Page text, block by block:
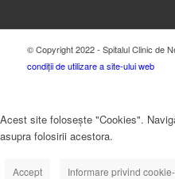
© Copyright 2022 - Spitalul Clinic de
condiții de utilizare a site-ului web
Acest site folosește "Cookies".
asupra folosirii acestora.
Accept Informare privind